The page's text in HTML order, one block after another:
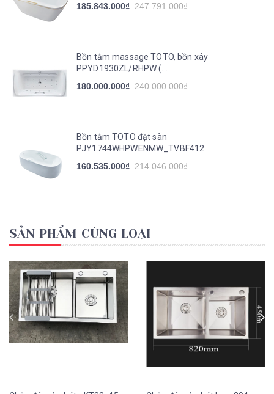
185.843.000₫ 247.791.000₫
Bồn tắm massage TOTO, bồn xây
PPYD1930ZL/RHPW (...
180.000.000₫ 240.000.000₫
Bồn tắm TOTO đặt sàn
PJY1744WHPWENMW_TVBF412
160.535.000₫ 214.046.000₫
SẢN PHẨM CÙNG LOẠI